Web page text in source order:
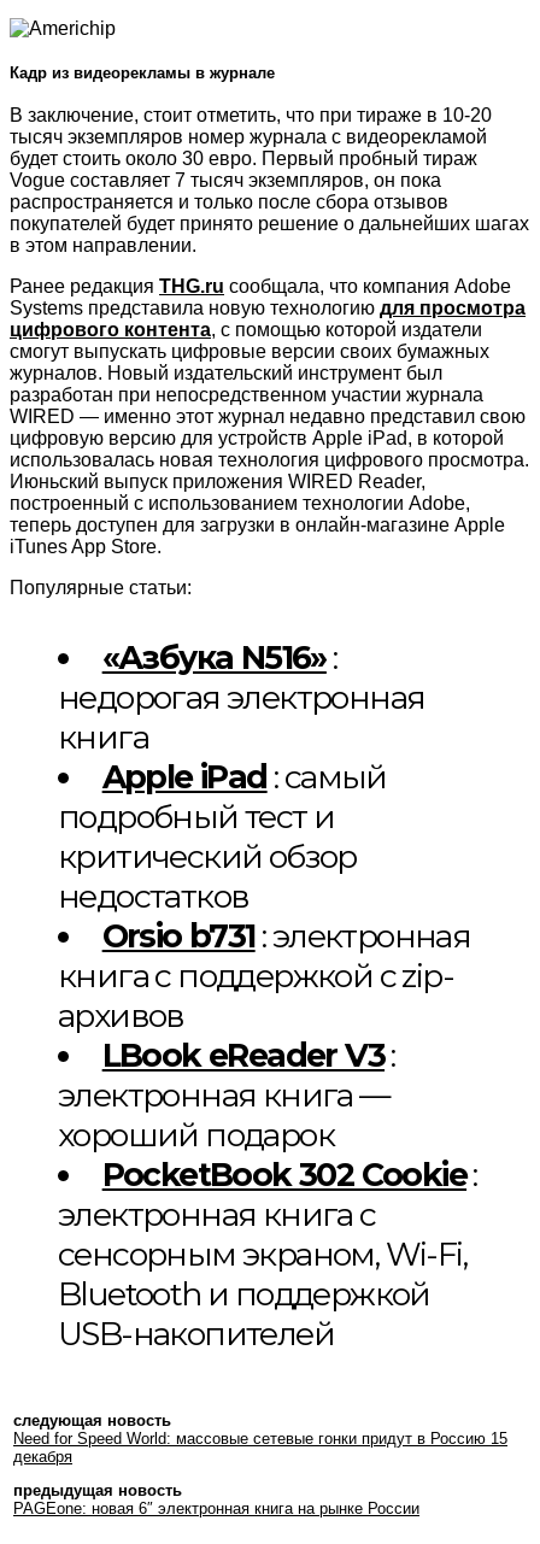
Кадр из видеорекламы в журнале
В заключение, стоит отметить, что при тираже в 10-20
тысяч экземпляров номер журнала с видеорекламой
будет стоить около 30 евро. Первый пробный тираж
Vogue составляет 7 тысяч экземпляров, он пока
распространяется и только после сбора отзывов
покупателей будет принято решение о дальнейших шагах
в этом направлении.
Ранее редакция THG.ru сообщала, что компания Adobe
Systems представила новую технологию для просмотра
цифрового контента, с помощью которой издатели
смогут выпускать цифровые версии своих бумажных
журналов. Новый издательский инструмент был
разработан при непосредственном участии журнала
WIRED — именно этот журнал недавно представил свою
цифровую версию для устройств Apple iPad, в которой
использовалась новая технология цифрового просмотра.
Июньский выпуск приложения WIRED Reader,
построенный с использованием технологии Adobe,
теперь доступен для загрузки в онлайн-магазине Apple
iTunes App Store.
Популярные статьи:
«Азбука N516»:
недорогая электронная
книга
Apple iPad : самый
подробный тест и
критический обзор
недостатков
Orsio b731: электронная
книга с поддержкой с zip-
архивов
LBook eReader V3:
электронная книга —
хороший подарок
PocketBook 302 Cookie:
электронная книга с
сенсорным экраном, Wi-Fi,
Bluetooth и поддержкой
USB-накопителей
следующая новость
Need for Speed World: массовые сетевые гонки придут в Россию 15
декабря
предыдущая новость
PAGEone: новая 6″ электронная книга на рынке России